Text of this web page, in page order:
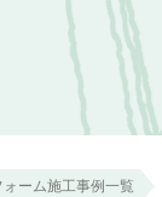
ォーム施工事例一覧